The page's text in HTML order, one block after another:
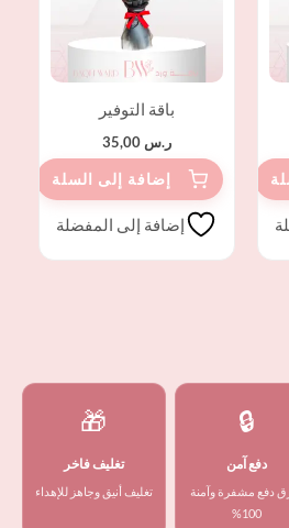
باقة التوفير
ر.س
إضافة إلى المفضلة
🔒
دفع آمن
دفع مشفرة وآمنة
100%
🎁
تغليف فاخر
تغليف أنيق وجاهز للإهداء